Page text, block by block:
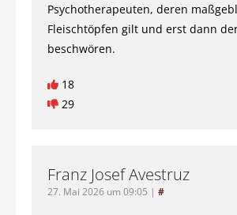
Psychotherapeuten, deren
Fleischtöpfen gilt und erst dann
beschwören.
18
29
Franz Josef Avestruz
27. Mai 2026 um 09:05 | #